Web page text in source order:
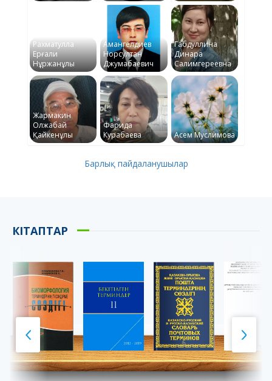
Рахматулла
Ерғали
Нұржанұлы
Амангелдиев
Норсултан
Джумабаевич
Габдуллина
Динара
Салимгереевна
Жармакин
Олжабай
Қайкенұлы
Фарида
Курабаева
Асем Муслимова
Барлық пайдаланушылар
КІТАПТАР